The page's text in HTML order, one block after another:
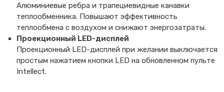
Алюминиевые ребра и трапециевидные канавки
теплообменника. Повышают эффективность
теплообмена с воздухом и снижают энергозатраты.
Проекционный LED-дисплей
Проекционный LED-дисплей при желании выключается
простым нажатием кнопки LED на обновленном пульте
Intellect.